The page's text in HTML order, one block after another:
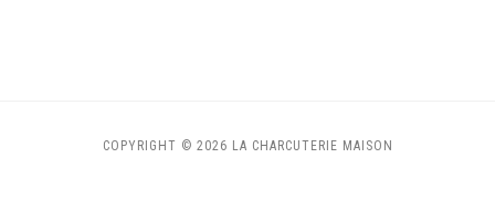
COPYRIGHT © 2026 LA CHARCUTERIE MAISON